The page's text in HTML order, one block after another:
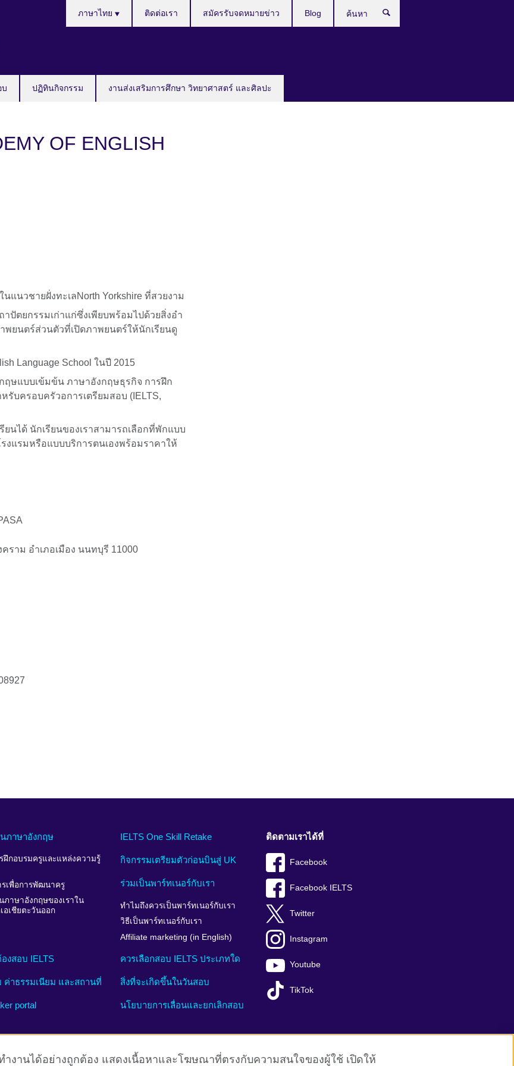
บ ปฏิทินกิจกรรม งานส่งเสริมการศึกษา วิทยาศาสตร์ และศิลปะ
Languages
ภาษาไทย ติดต่อเรา สมัครรับจดหมายข่าว Blog
OF ENGLISH
นแนวชายฝั่งทะเลNorth Yorkshire ที่สวยงาม
ปัตยกรรมเก่าแก่ซึ่งเพียบพร้อมไปด้วยสิ่งอํา
ยนตร์ส่วนตัวที่เปิดภาพยนตร์ให้นักเรียนดู
Language School ในปี 2015
ฤษแบบเข้มข้น ภาษาอังกฤษธุรกิจ การฝึก
บครอบครัวอการเตรียมสอบ (IELTS,
ยนได้ นักเรียนของเราสามารถเลือกที่พักแบบ
งแรมหรือแบบบริการตนเองพร้อมราคาให้
ราม อําเภอเมือง นนทบุรี 11000
ภาษาอังกฤษ
ฝึกอบรมครูและแหล่งความรู้
รเพื่อการพัฒนาครู
ภาษาอังกฤษของเราใน
อเชียตะวันออก
IELTS One Skill Retake
กิจกรรมเตรียมตัวก่อนบินสู่ UK
ร่วมเป็นพาร์ทเนอร์กับเรา
ทำไมถึงควรเป็นพาร์ทเนอร์กับเรา
วิธีเป็นพาร์ทเนอร์กับเรา
Affiliate marketing (in English)
งสอบ IELTS ควรเลือกสอบ IELTS ประเภทใด
ค่าธรรมเนียม และสถานที่ สิ่งที่จะเกิดขึ้นในวันสอบ
portal นโยบายการเลื่อนและยกเลิกสอบ
ติดตามเราได้ที่
Facebook
Facebook IELTS
Twitter
Instagram
Youtube
TikTok
ำงานได้อย่างถูกต้อง แสดงเนื้อหาและโฆษณาที่ตรงกับความสนใจของผู้ใช้ เปิดให้